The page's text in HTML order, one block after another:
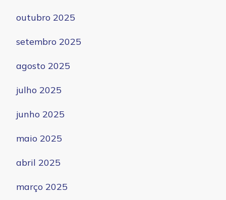
outubro 2025
setembro 2025
agosto 2025
julho 2025
junho 2025
maio 2025
abril 2025
março 2025